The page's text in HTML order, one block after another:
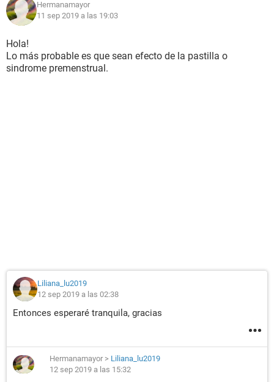
Hermanamayor
11 sep 2019 a las 19:03
Hola!
Lo más probable es que sean efecto de la pastilla o
sindrome premenstrual.
Liliana_lu2019
12 sep 2019 a las 02:38
Entonces esperaré tranquila, gracias
Hermanamayor > Liliana_lu2019
12 sep 2019 a las 15:32